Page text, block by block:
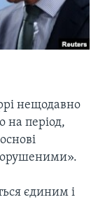
нещодавно
на період,
єдиним і